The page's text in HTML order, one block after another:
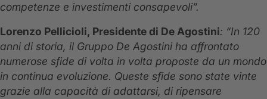
competenze e investimenti consapevoli”.
Lorenzo Pellicioli, Presidente di De Agostini: “In 120
anni di storia, il Gruppo De Agostini ha affrontato
numerose sfide di volta in volta proposte da un mondo
in continua evoluzione. Queste sfide sono state vinte
grazie alla capacità di adattarsi, di ripensare